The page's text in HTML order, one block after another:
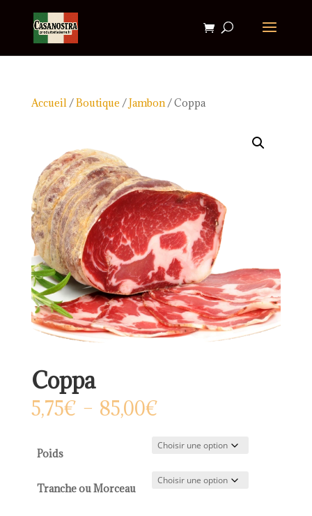
Accueil/Boutique /Jambon/ Coppa
Coppa
5,75€ – 85,00€Plage
prix :
5,75€
à
85,00€
Poids
Tranche ou Morceau